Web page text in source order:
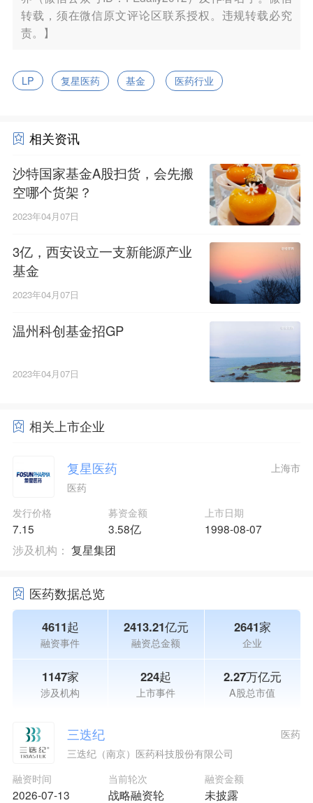
转载，须在微信原文评论区联系授权。违规转载必究
责。】
LP 复星医药 基金 医药行业
相关资讯
沙特国家基金A股扫货，会先搬
空哪个货架？
2023年04月07日
3亿，西安设立一支新能源产业
基金
2023年04月07日
温州科创基金招GP
2023年04月07日
相关上市企业
复星医药
医药
上海市
发行价格
7.15
募资金额
3.58亿
上市日期
1998-08-07
涉及机构： 复星集团
医药数据总览
4611起
融资事件
2413.21亿元
融资总金额
2641家
企业
1147家
涉及机构
224起
上市事件
2.27万亿元
A股总市值
三迭纪
三迭纪（南京）医药科技股份有限公司
融资时间
2026-07-13
当前轮次
战略融资轮
融资金额
未披露
医药